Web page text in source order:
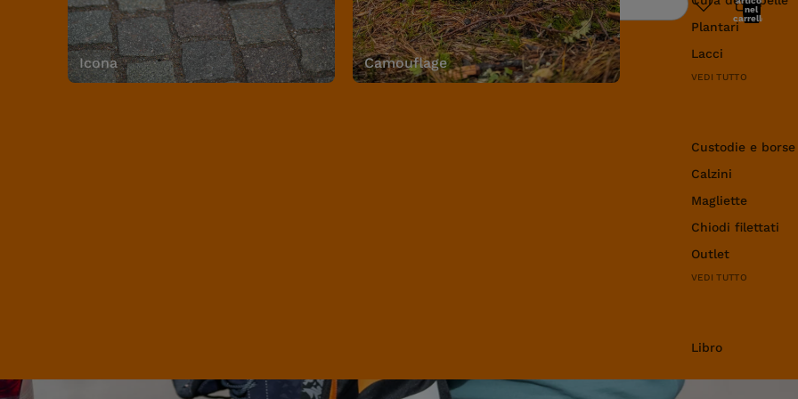
Icona Camouflage
Plantari
Lacci
VEDI TUTTO
Custodie e
Calzini
Magliette
Chiodi filettati
Outlet
VEDI TUTTO
Libro
Ricerca
nel
carrello: